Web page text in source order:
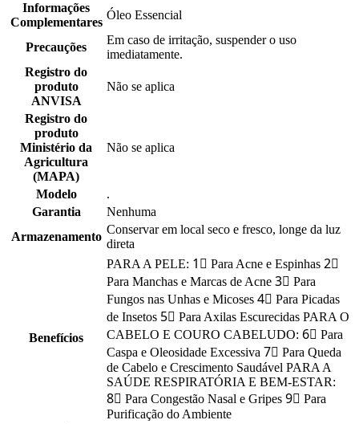
Informações
Complementares
Óleo Essencial
Precauções
Em caso de irritação, suspender o uso
imediatamente.
Registro do
produto
ANVISA
Não se aplica
Registro do
produto
Ministério da
Agricultura
(MAPA)
Não se aplica
Modelo
.
Garantia
Nenhuma
Armazenamento
Conservar em local seco e fresco, longe da luz
direta
Benefícios
PARA A PELE: 1⃣ Para Acne e Espinhas 2⃣
Para Manchas e Marcas de Acne 3⃣ Para
Fungos nas Unhas e Micoses 4⃣ Para Picadas
de Insetos 5⃣ Para Axilas Escurecidas PARA O
CABELO E COURO CABELUDO: 6⃣ Para
Caspa e Oleosidade Excessiva 7⃣ Para Queda
de Cabelo e Crescimento Saudável PARA A
SAÚDE RESPIRATÓRIA E BEM-ESTAR:
8⃣ Para Congestão Nasal e Gripes 9⃣ Para
Purificação do Ambiente